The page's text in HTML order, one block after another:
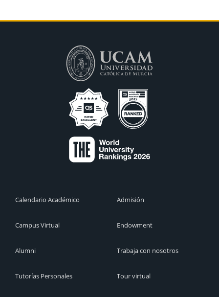
Calendario Académico
Campus Virtual
Alumni
Tutorías Personales
Admisión
Endowment
Trabaja con nosotros
Tour virtual